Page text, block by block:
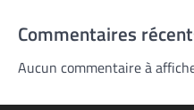
Commentaires
Aucun commentaire à